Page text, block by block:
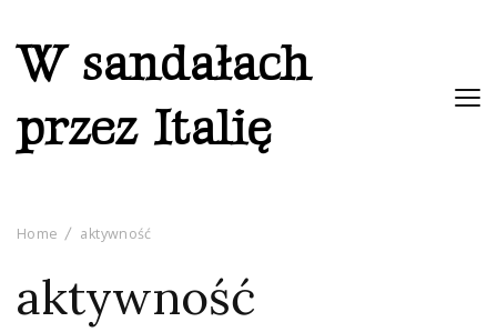
W sandałach
przez Italię
Home aktywność
aktywność